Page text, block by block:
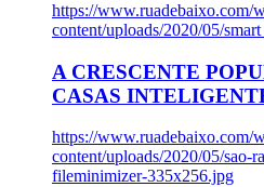
https://www.ruadebaixo.com/
content/uploads/2020/05/
A CRESCENTE
CASAS
https://www.ruadebaixo.com/
content/uploads/2020/05/sao-
fileminimizer-335x256.jpg